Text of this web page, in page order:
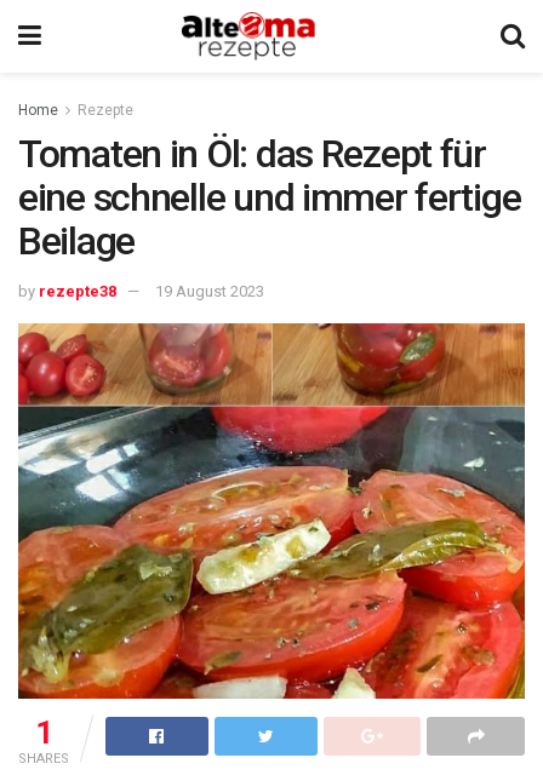
Home Rezepte
Tomaten in Öl: das Rezept für
eine schnelle und immer fertige
Beilage
by rezepte38 19 August 2023
1
SHARES